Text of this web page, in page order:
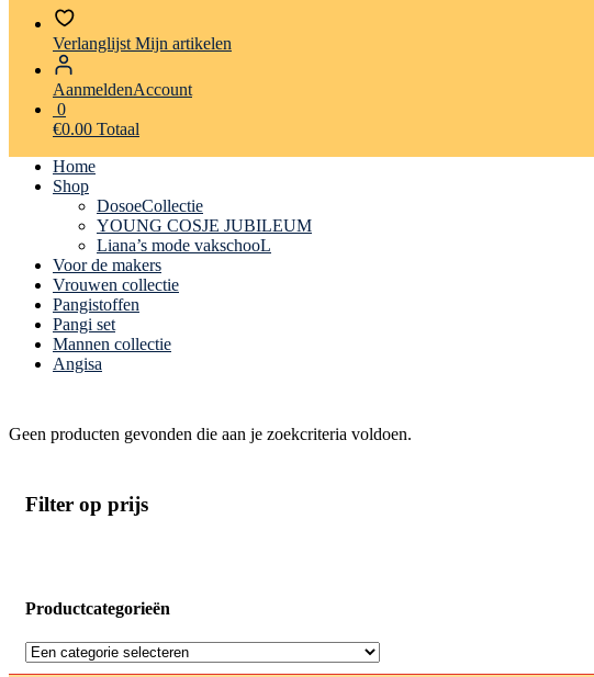
Verlanglijst Mijn artikelen
AanmeldenAccount
0
€0.00 Totaal
Home
Shop
DosoeCollectie
YOUNG COSJE JUBILEUM
Liana’s mode vakschooL
Voor de makers
Vrouwen collectie
Pangistoffen
Pangi set
Mannen collectie
Angisa
Geen producten gevonden die aan je zoekcriteria voldoen.
Filter op prijs
Productcategorieën